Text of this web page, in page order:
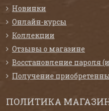
Новинки
Онлайн-курсы
Коллекции
Отзывы о магазине
Восстановление пароля
Получение
ПОЛИТИКА